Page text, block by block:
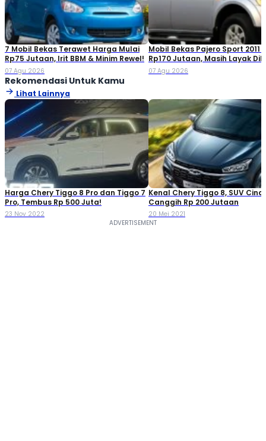
7 Mobil Bekas Terawet Harga Mulai
Rp75 Jutaan, Irit BBM & Minim Rewel!
07 Agu 2026
Mobil Bekas Pajero Sport 2011
Rp170 Jutaan, Masih Layak
07 Agu 2026
Rekomendasi Untuk Kamu
Lihat Lainnya
Harga Chery Tiggo 8 Pro dan Tiggo 7
Pro, Tembus Rp 500 Juta!
23 Nov 2022
Kenal Chery Tiggo 8, SUV Cina
Canggih Rp 200 Jutaan
20 Mei 2021